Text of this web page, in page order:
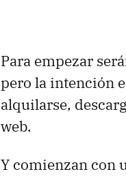
Para empezar
pero la intención
alquilarse,
web.
Y comienzan con